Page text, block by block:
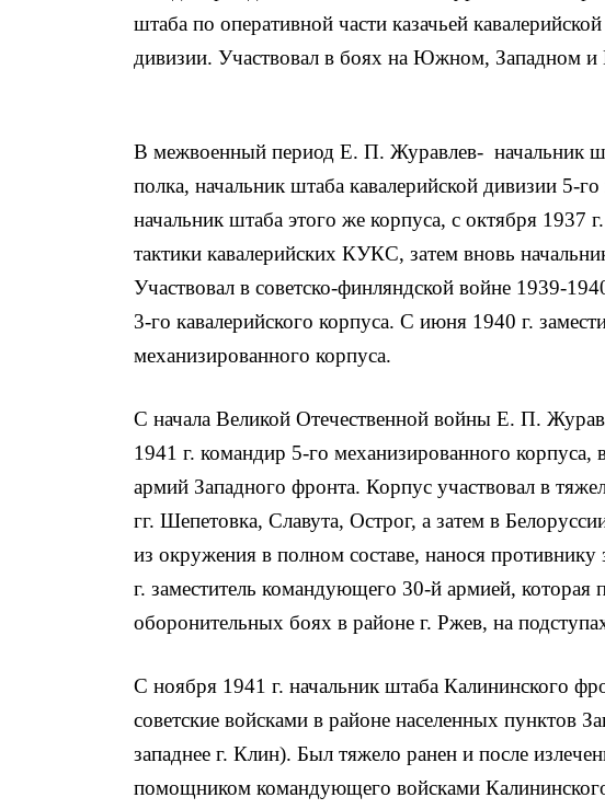
штаба по оперативной части казачьей
дивизии. Участвовал в боях на Южном, Западном
В межвоенный период Е. П. Журавлев- начальник
полка, начальник штаба кавалерийской дивизии 5-
начальник штаба этого же корпуса, с октября 1937
тактики кавалерийских КУКС, затем вновь
Участвовал в советско-финляндской войне 1939-
3-го кавалерийского корпуса. С июня 1940 г.
механизированного корпуса.
С начала Великой Отечественной войны Е. П.
1941 г. командир 5-го механизированного корпуса,
армий Западного фронта. Корпус участвовал в
гг. Шепетовка, Славута, Острог, а затем в
из окружения в полном составе, нанося
г. заместитель командующего 30-й армией, которая
оборонительных боях в районе г. Ржев, на
С ноября 1941 г. начальник штаба Калининского
советские войсками в районе населенных пунктов
западнее г. Клин). Был тяжело ранен и после
помощником командующего войсками